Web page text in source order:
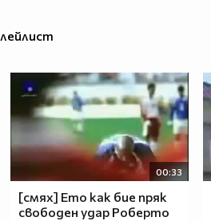
00:33
[смях] Ето как бие пряк
свободен удар Роберто